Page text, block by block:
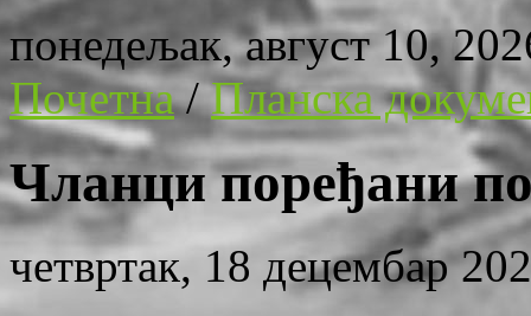
понедељак, август 10,
Почетна/Планска
Чланци поређани
четвртак, 18 децембар